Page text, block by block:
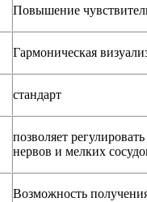
Повышение
Гармоническая
стандарт
позволяет
нервов и мелких
Возможность